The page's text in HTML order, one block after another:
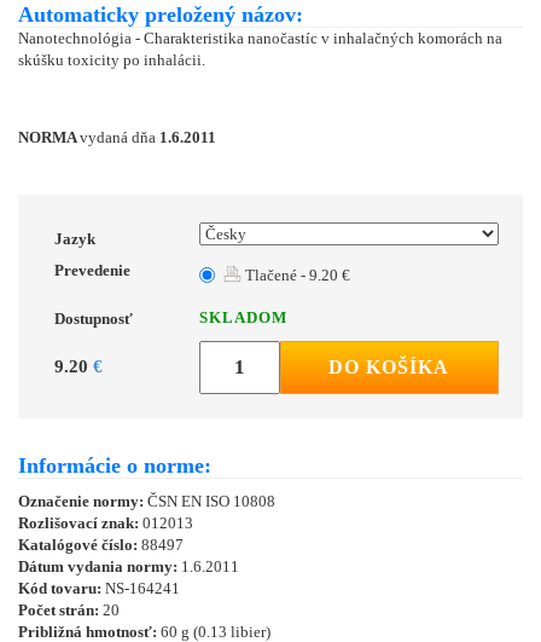
Automaticky preložený názov:
Nanotechnológia - Charakteristika nanočastíc v inhalačných komorách na
skúšku toxicity po inhalácii.
NORMAvydaná dňa 1.6.2011
Jazyk
Prevedenie
Tlačené - 9.20 €
Dostupnosť SKLADOM
9.20 € DO KOŠÍKA
Informácie o norme:
Označenie normy: ČSN EN ISO 10808
Rozlišovací znak: 012013
Katalógové číslo: 88497
Dátum vydania normy: 1.6.2011
Kód tovaru: NS-164241
Počet strán: 20
Približná hmotnosť: 60 g (0.13 libier)